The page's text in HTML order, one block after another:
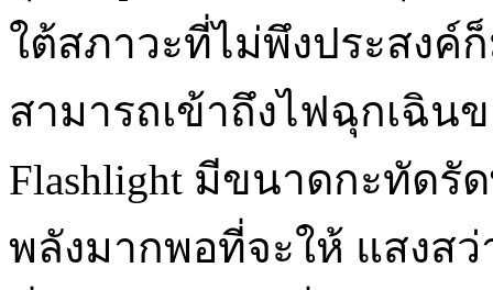
ใต้สภาวะที่ไม่พึงประสงค์
สามารถเข้าถึงไฟฉุกเฉิน
Flashlight มีขนาดกะทัดรั
พลังมากพอที่จะให้ แสงส